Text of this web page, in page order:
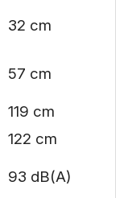
32 cm
57 cm
119 cm
122 cm
93 dB(A)